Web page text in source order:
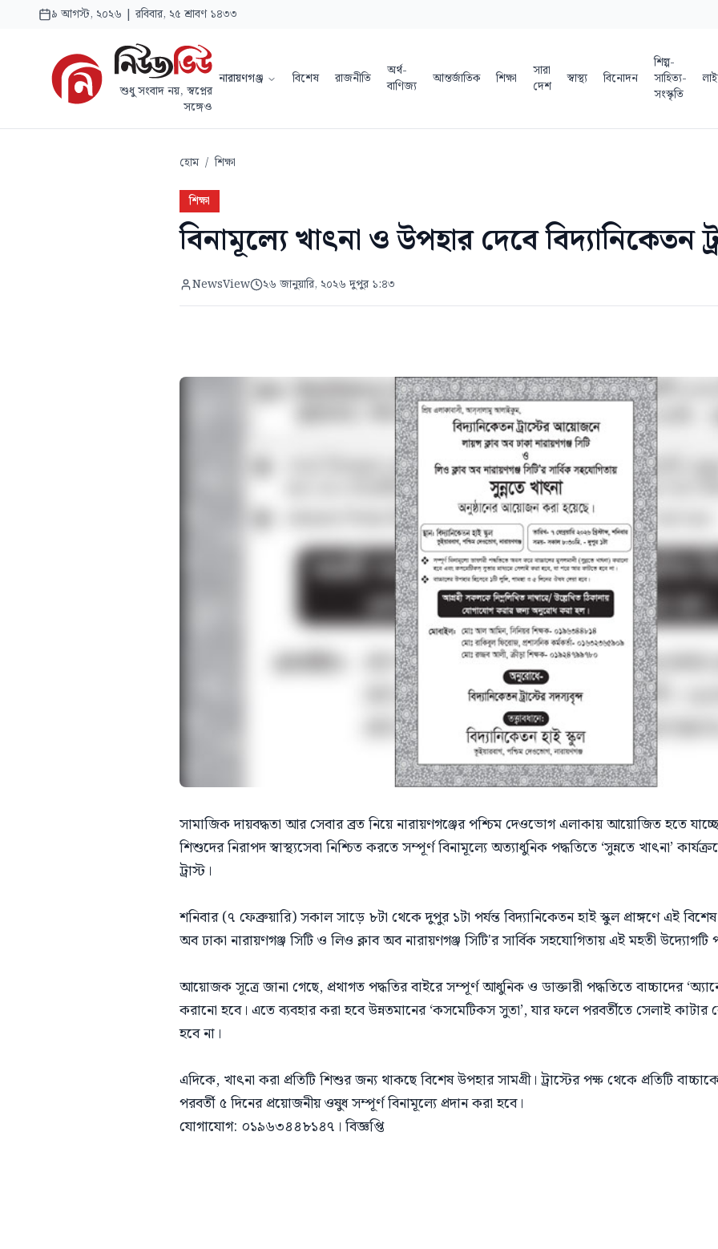
৯ আগস্ট, ২০২৬ | রবিবার, ২৫ শ্রাবণ ১৪৩৩
শুধু সংবাদ নয়, স্বপ্নের
সঙ্গেও
নারায়ণগঞ্জ বিশেষ রাজনীতি
অর্থ-
বাণিজ্য
আন্তর্জাতিক শিক্ষা
সারা
দেশ
স্বাস্থ্য বিনোদন
শিল্প-
সাহিত্য-
সংস্কৃতি
হোম / শিক্ষা
শিক্ষা
বিনামূল্যে খাৎনা ও উপহার দেবে বিদ্যানিকেতন
NewsView ২৬ জানুয়ারি, ২০২৬ দুপুর ১:৪৩
সামাজিক দায়বদ্ধতা আর সেবার ব্রত নিয়ে নারায়ণগঞ্জের পশ্চিম দেওভোগ এলাকায় আয়োজিত হতে
শিশুদের নিরাপদ স্বাস্থ্যসেবা নিশ্চিত করতে সম্পূর্ণ বিনামূল্যে অত্যাধুনিক পদ্ধতিতে ‘সুন্নতে খাৎনা’
ট্রাস্ট।
শনিবার (৭ ফেব্রুয়ারি) সকাল সাড়ে ৮টা থেকে দুপুর ১টা পর্যন্ত বিদ্যানিকেতন হাই স্কুল প্রাঙ্গণে এই
অব ঢাকা নারায়ণগঞ্জ সিটি ও লিও ক্লাব অব নারায়ণগঞ্জ সিটি'র সার্বিক সহযোগিতায় এই মহতী উদ্যোগটি
আয়োজক সূত্রে জানা গেছে, প্রথাগত পদ্ধতির বাইরে সম্পূর্ণ আধুনিক ও ডাক্তারী পদ্ধতিতে বাচ্চাদের
করানো হবে। এতে ব্যবহার করা হবে উন্নতমানের ‘কসমেটিকস সুতা’, যার ফলে পরবর্তীতে সেলাই কাটার
হবে না।
এদিকে, খাৎনা করা প্রতিটি শিশুর জন্য থাকছে বিশেষ উপহার সামগ্রী। ট্রাস্টের পক্ষ থেকে প্রতিটি
পরবর্তী ৫ দিনের প্রয়োজনীয় ওষুধ সম্পূর্ণ বিনামূল্যে প্রদান করা হবে।
যোগাযোগ: ০১৯৬৩৪৪৮১৪৭। বিজ্ঞপ্তি